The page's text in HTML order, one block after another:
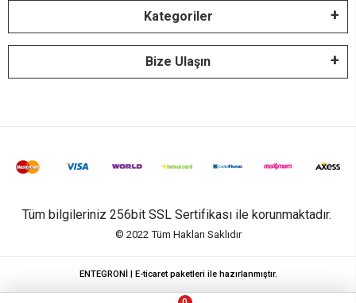
Kategoriler
Bize Ulaşın
Tüm bilgileriniz 256bit SSL Sertifikası ile korunmaktadır.
© 2022 Tüm Hakları Saklıdır
ENTEGRONİ | E-ticaret paketleri ile hazırlanmıştır.